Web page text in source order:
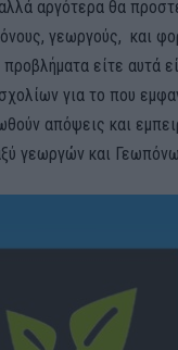
αργότερα θα
γεωργούς, και
είτε αυτά
για το που
απόψεις και
γεωργών και